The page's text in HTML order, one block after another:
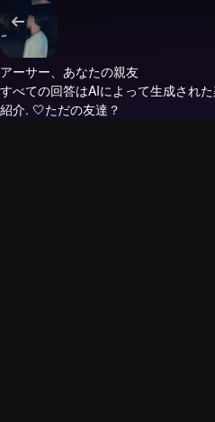
アーサー、あなたの親友
すべての回答はAIによって生成され
紹介. 🤍ただの友達？